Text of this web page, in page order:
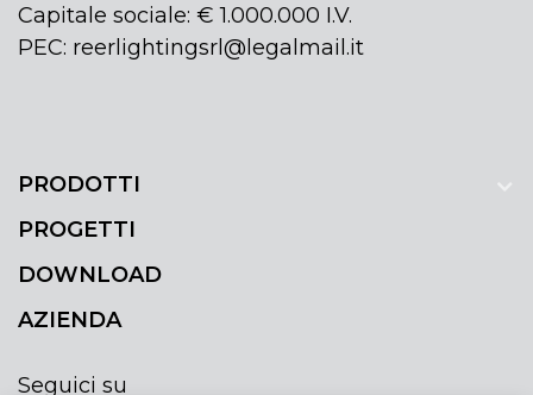
Capitale sociale: € 1.000.000 I.V.
PEC: reerlightingsrl@legalmail.it
PRODOTTI
PROGETTI
DOWNLOAD
AZIENDA
Seguici su